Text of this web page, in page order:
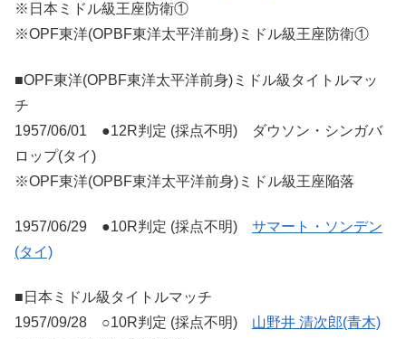
※日本ミドル級王座防衛①
※OPF東洋(OPBF東洋太平洋前身)ミドル級王座防衛①
■OPF東洋(OPBF東洋太平洋前身)ミドル級タイトルマッ
チ
1957/06/01 ●12R判定 (採点不明) ダウソン・シンガバ
ロップ(タイ)
※OPF東洋(OPBF東洋太平洋前身)ミドル級王座陥落
1957/06/29 ●10R判定 (採点不明) サマート・ソンデン
(タイ)
■日本ミドル級タイトルマッチ
1957/09/28 ○10R判定 (採点不明) 山野井 清次郎(青木)